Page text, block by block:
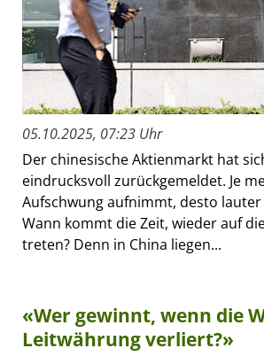
05.10.2025, 07:23 Uhr
Der chinesische Aktienmarkt hat
eindrucksvoll zurückgemeldet. Je
Aufschwung aufnimmt, desto lauter
Wann kommt die Zeit, wieder auf
treten? Denn in China liegen...
«Wer gewinnt, wenn die
Leitwährung verliert?»